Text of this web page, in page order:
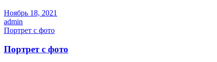
Ноябрь 18, 2021
admin
Портрет с фото
Портрет с фото